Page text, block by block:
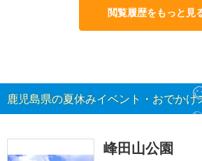
閲覧履歴をもっと見
鹿児島県の夏休みイベント・おでかけ
峰田山公園